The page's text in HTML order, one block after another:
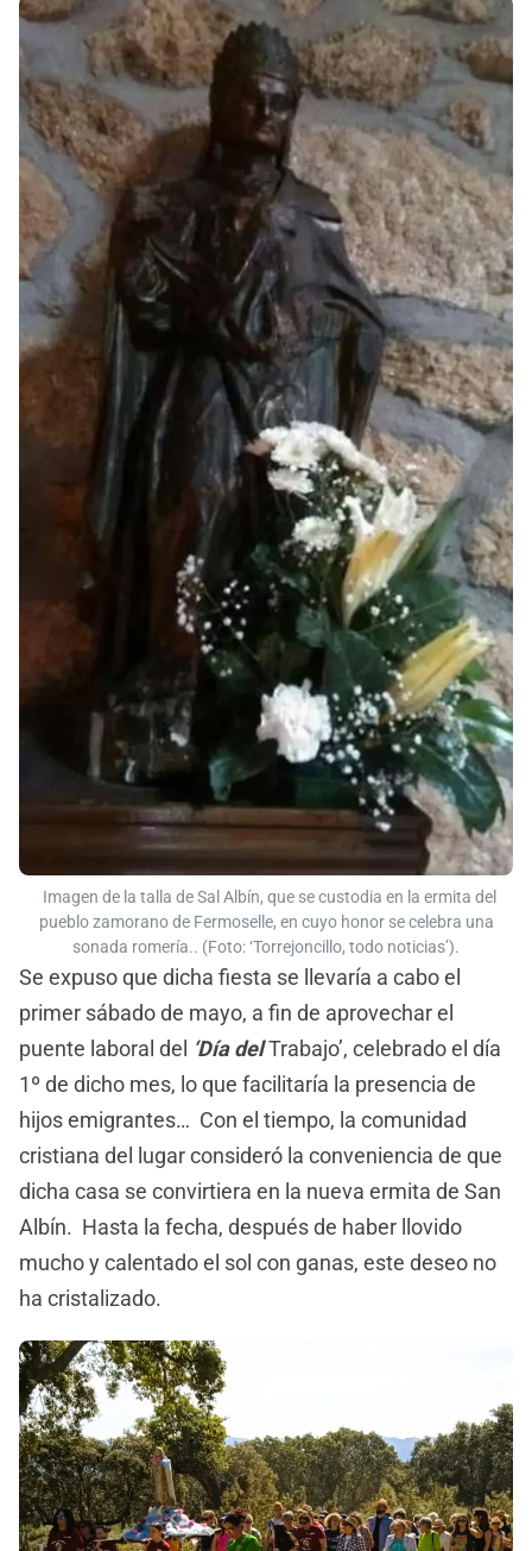
Imagen de la talla de Sal Albín, que se custodia en la ermita del
pueblo zamorano de Fermoselle, en cuyo honor se celebra una
sonada romería.. (Foto: ‘Torrejoncillo, todo noticias’).
Se expuso que dicha fiesta se llevaría a cabo el
primer sábado de mayo, a fin de aprovechar el
puente laboral del ‘Día delTrabajo’, celebrado el día
1º de dicho mes, lo que facilitaría la presencia de
hijos emigrantes… Con el tiempo, la comunidad
cristiana del lugar consideró la conveniencia de que
dicha casa se convirtiera en la nueva ermita de San
Albín. Hasta la fecha, después de haber llovido
mucho y calentado el sol con ganas, este deseo no
ha cristalizado.